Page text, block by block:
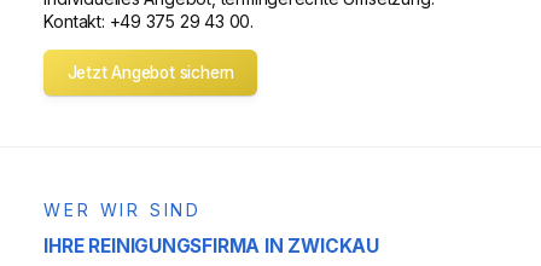
Kontakt: +49 375 29 43 00.
Jetzt Angebot sichern
WER WIR SIND
IHRE REINIGUNGSFIRMA IN ZWICKAU